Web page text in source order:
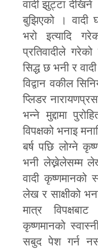
वादी झुट्टा देखिने
बुझिएको । वादी
भरो इत्यादि
प्रतिवादीले
सिद्ध छ भनी र
विद्वान वकील
प्लिडर
भन्ने मुद्दामा
विपक्षको भनाइ
बर्ष पछि लोग्ने
भनी लेख्नेलेसम्म
वादी कृष्णमानको
लेख र साक्षीको
मात्र
कृष्णमानको
सबुद पेश गर्न